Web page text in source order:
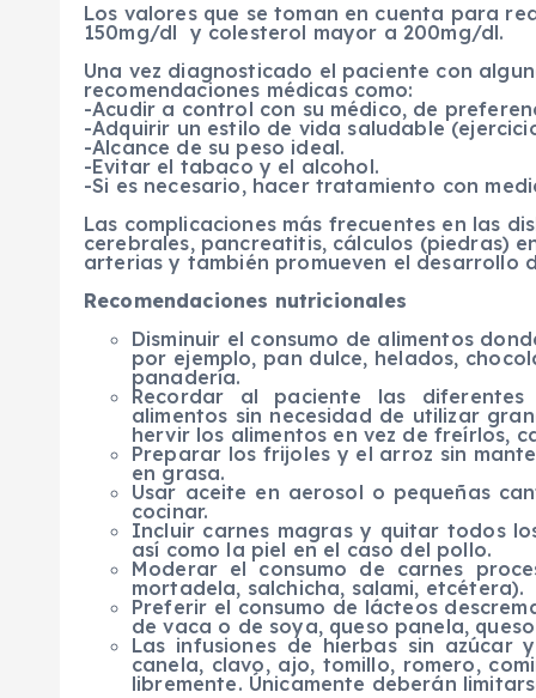
Los valores que se toman en cuenta para
150mg/dl y colesterol mayor a 200mg/dl.
Una vez diagnosticado el paciente con
recomendaciones médicas como:
-Acudir a control con su médico, de
-Adquirir un estilo de vida saludable
-Alcance de su peso ideal.
-Evitar el tabaco y el alcohol.
-Si es necesario, hacer tratamiento con
Las complicaciones más frecuentes en las
cerebrales, pancreatitis, cálculos (piedras)
arterias y también promueven el desarrollo
Recomendaciones nutricionales
Disminuir el consumo de alimentos
por ejemplo, pan dulce, helados,
panadería.
Recordar al paciente las
alimentos sin necesidad de utilizar
hervir los alimentos en vez de freírlos,
Preparar los frijoles y el arroz sin
en grasa.
Usar aceite en aerosol o pequeñas
cocinar.
Incluir carnes magras y quitar todos
así como la piel en el caso del pollo.
Moderar el consumo de carnes
mortadela, salchicha, salami, etcétera).
Preferir el consumo de lácteos
de vaca o de soya, queso panela,
Las infusiones de hierbas sin azúcar
canela, clavo, ajo, tomillo, romero,
libremente. Únicamente deberán